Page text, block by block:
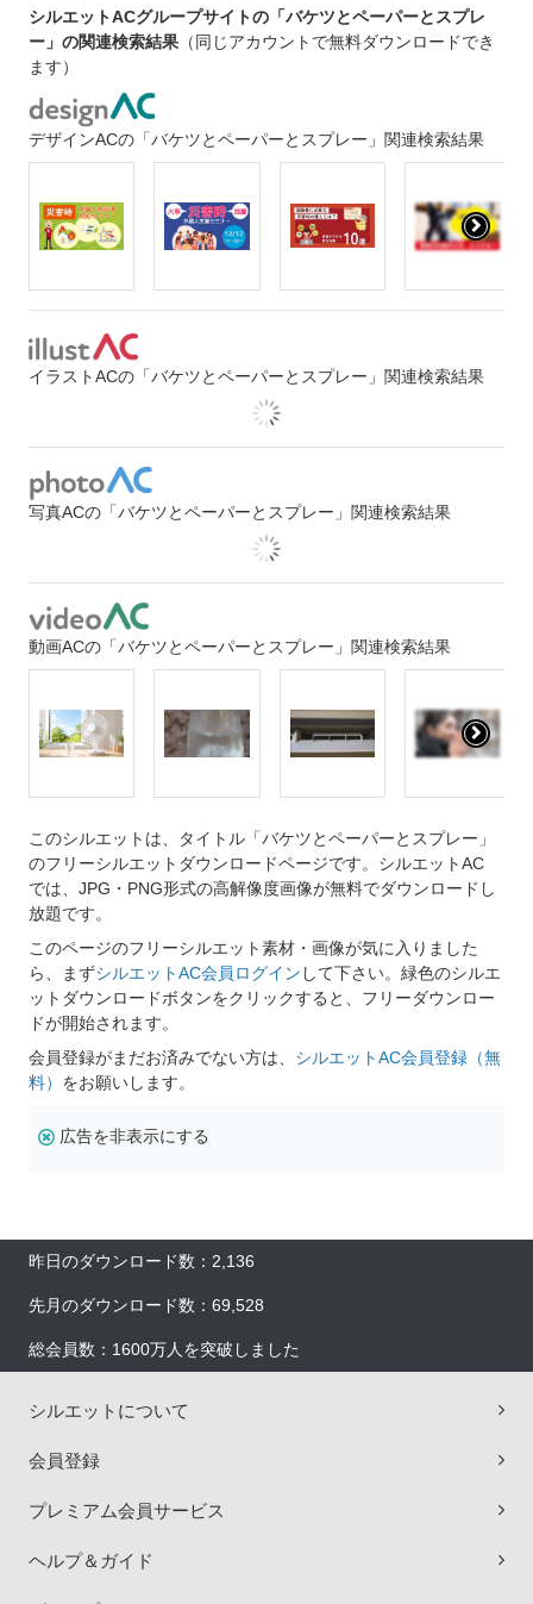
シルエットACグループサイトの「バケツとペーパーとスプレ
ー」の関連検索結果 （同じアカウントで無料ダウンロードでき
ます）
デザインACの「バケツとペーパーとスプレー」関連検索結果
イラストACの「バケツとペーパーとスプレー」関連検索結果
写真ACの「バケツとペーパーとスプレー」関連検索結果
動画ACの「バケツとペーパーとスプレー」関連検索結果
このシルエットは、タイトル「バケツとペーパーとスプレー」
のフリーシルエットダウンロードページです。シルエットAC
では、JPG・PNG形式の高解像度画像が無料でダウンロードし
放題です。
このページのフリーシルエット素材・画像が気に入りました
ら、まずシルエットAC会員ログイン して下さい。緑色のシルエ
ットダウンロードボタンをクリックすると、フリーダウンロー
ドが開始されます。
会員登録がまだお済みでない方は、 シルエットAC会員登録（無
料） をお願いします。
広告を非表示にする
昨日のダウンロード数：2,136
先月のダウンロード数：69,528
総会員数：1600万人を突破しました
シルエットについて
会員登録
プレミアム会員サービス
ヘルプ＆ガイド